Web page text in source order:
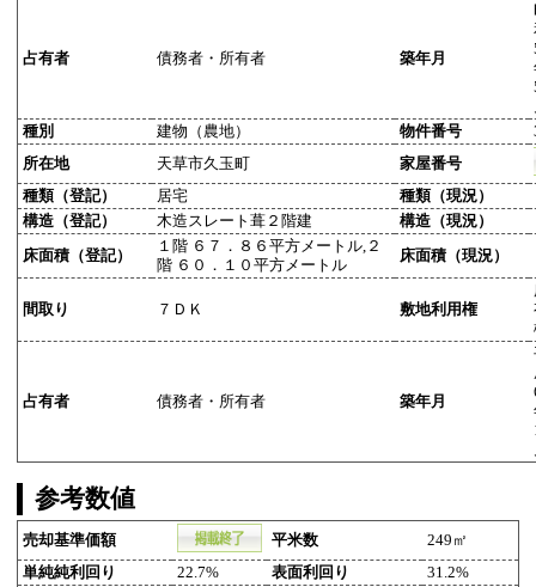
占有者 債務者・所有者 築年月
種別
建物（農地） 物件番号
所在地
天草市久玉町
家屋番号
種類（登記）
居宅
種類（現況）
構造（登記）
木造スレート葺２階建 構造（現況）
床面積（登記）
１階 ６７．８６平方メートル,２
階 ６０．１０平方メートル
床面積（現況）
間取り ７ＤＫ 敷地利用権
占有者 債務者・所有者 築年月
参考数値
売却基準価額 平米数
249㎡
単純純利回り
22.7% 表面利回り
31.2%